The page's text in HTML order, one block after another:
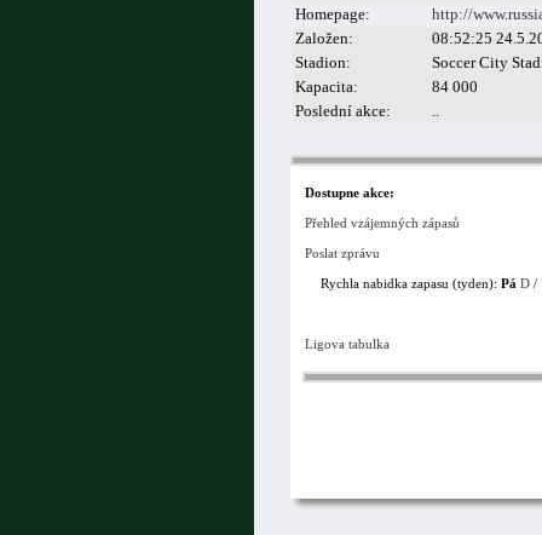
Homepage:
http://
Založen:
08:52:25
Stadion:
Soccer City
Kapacita:
84 000
Poslední akce:
..
Dostupne akce:
Přehled vzájemných zápasů
Poslat zprávu
Rychla nabidka zapasu (tyden): Pá D /
Ligova tabulka